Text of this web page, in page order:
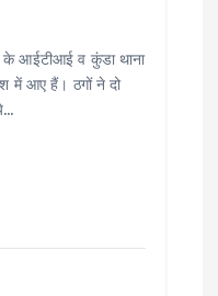
आईटीआई व कुंडा थाना
में आए हैं। ठगों ने दो